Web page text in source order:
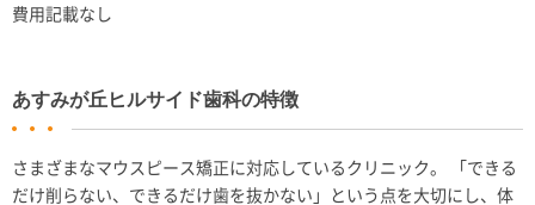
費用記載なし
あすみが丘ヒルサイド歯科の特徴
さまざまなマウスピース矯正に対応しているクリニック。 「できる
だけ削らない、できるだけ歯を抜かない」という点を大切にし、体